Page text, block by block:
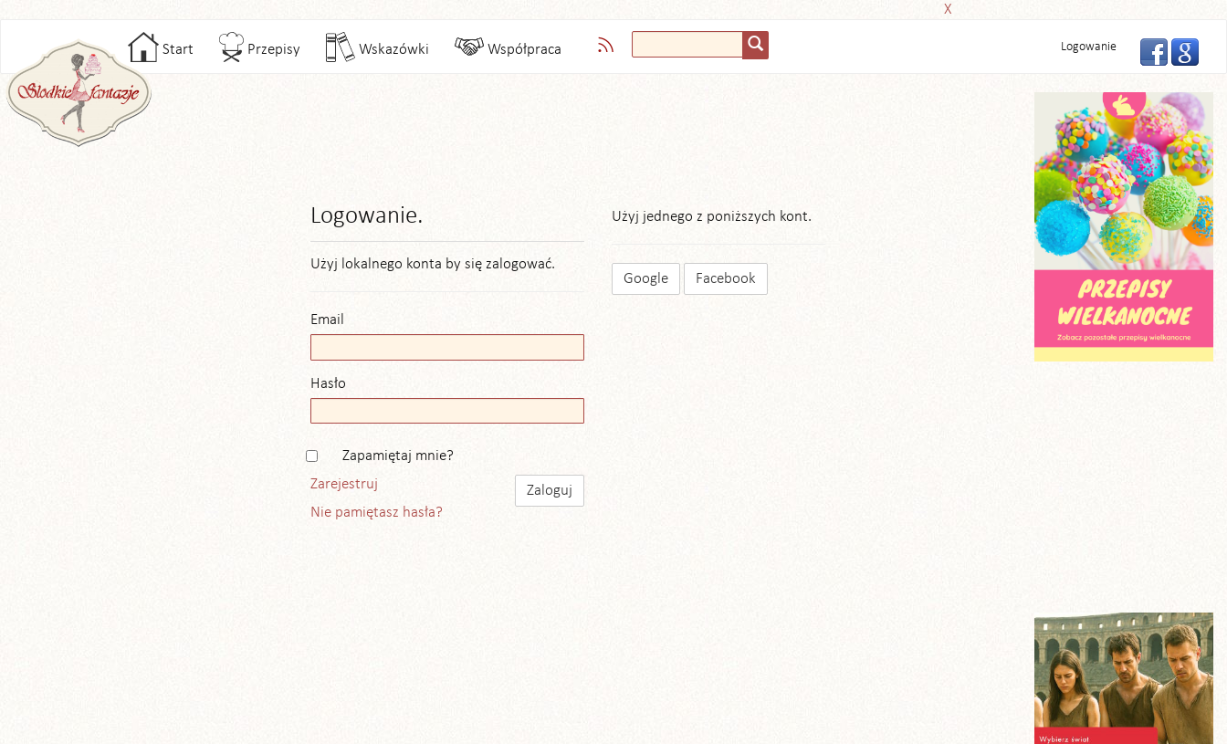
X
Start Przepisy Wskazówki Współpraca Logowanie
Logowanie.
Użyj lokalnego konta by się zalogować.
Email
Hasło
Zapamiętaj mnie?
Zarejestruj
Nie pamiętasz hasła?
Użyj jednego z poniższych kont.
Google Facebook